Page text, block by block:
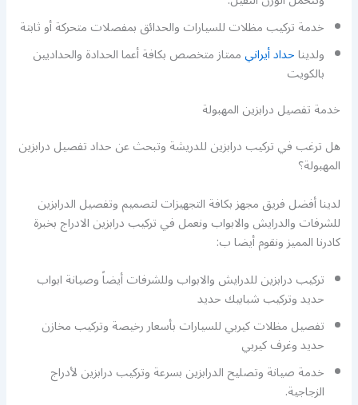
خدمة تركيب مظلات للسيارات والحدائق بمفصلات متحركة أو ثابتة
ولديناحداد أيرانيممتاز متخصص بكافة أعما الحدادة والحداديين
بالكويت
خدمة تفصيل درابزين المهبولة
هل ترغب في تركيب درابزين للدريشة وتبحث عن حداد تفصيل درابزين
المهبولة؟
لدينا أفضل فريق مجهز بكافة التجهيزات لتصميم وتفصيل الدرابزين
للشرفات والدرايش والابواب ونعمل في تركيب درابزين الادراج بخبرة
كادرنا المميز ونقوم أيضا ب:
تركيب درابزين للدرايش والابواب وللشرفات أيضاً وصيانة ابواب
حديد وتركيب شبابيك حديد
تفصيل مظلات كيربي للسيارات بأسعار رخيصة وتركيب مخازن
حديد وغرف كيربي
خدمة صيانة وتصليح الدرابزين بسرعة وتركيب درابزين لأدراج
الزجاجية.